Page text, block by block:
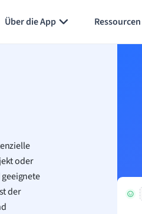
Über die App Ressourcen
oder
der